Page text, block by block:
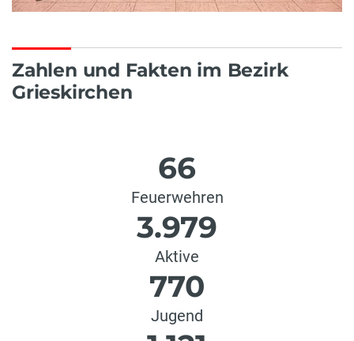
Zahlen und Fakten im Bezirk
Grieskirchen
66
Feuerwehren
3.979
Aktive
770
Jugend